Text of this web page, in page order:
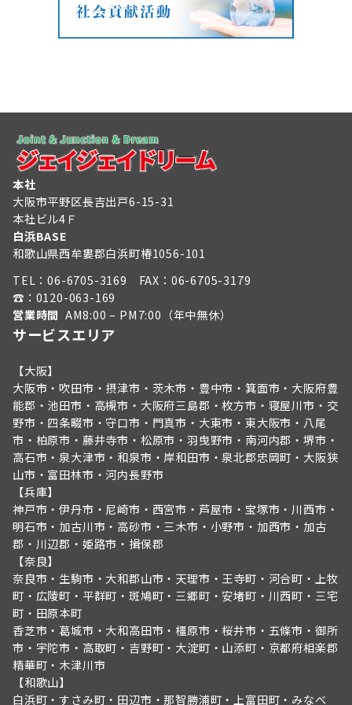
本社
大阪市平野区長吉出戸6-15-31
本社ビル4Ｆ
白浜BASE
和歌山県西牟婁郡白浜町椿1056-101
TEL：06-6705-3169 FAX：06-6705-3179
☎︎： 0120-063-169
営業時間 AM8:00 – PM7:00（年中無休）
サービスエリア
【大阪】
大阪市・吹田市・摂津市・茨木市・豊中市・箕面市・大阪府豊
能郡・池田市・高槻市・大阪府三島郡・枚方市・寝屋川市・交
野市・四条畷市・守口市・門真市・大東市・東大阪市・八尾
市・柏原市・藤井寺市・松原市・羽曳野市・南河内郡・堺市・
高石市・泉大津市・和泉市・岸和田市・泉北郡忠岡町・大阪狭
山市・富田林市・河内長野市
【兵庫】
神戸市・伊丹市・尼崎市・西宮市・芦屋市・宝塚市・川西市・
明石市・加古川市・高砂市・三木市・小野市・加西市・加古
郡・川辺郡・姫路市・揖保郡
【奈良】
奈良市・生駒市・大和郡山市・天理市・王寺町・河合町・上牧
町・広陵町・平群町・斑鳩町・三郷町・安堵町・川西町・三宅
町・田原本町
香芝市・葛城市・大和高田市・橿原市・桜井市・五條市・御所
市・宇陀市・高取町・吉野町・大淀町・山添町・京都府相楽郡
精華町・木津川市
【和歌山】
白浜町・すさみ町・田辺市・那智勝浦町・上富田町・みなべ